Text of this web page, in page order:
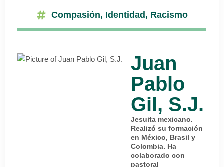
Compasión, Identidad , Racismo
Juan
Pablo
Gil, S.J.
Jesuita mexicano.
Realizó su formación
en México, Brasil y
Colombia. Ha
colaborado con
pastoral